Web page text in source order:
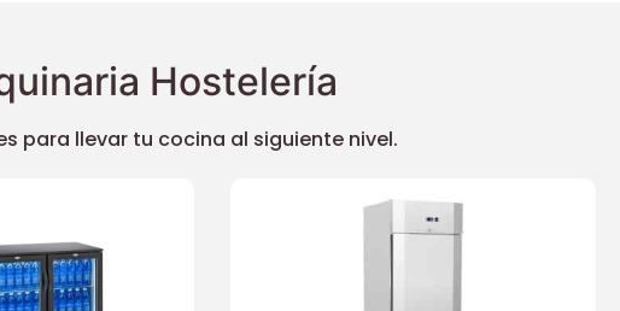
Hostelería
para llevar tu cocina al siguiente nivel.